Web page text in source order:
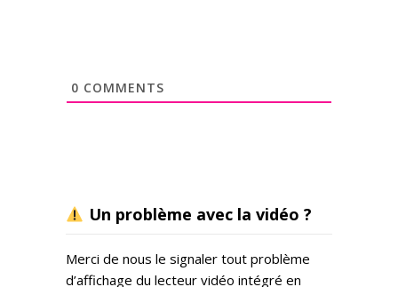
0 COMMENTS
Un problème avec la vidéo ?
Merci de nous le signaler tout problème
d’affichage du lecteur vidéo intégré en